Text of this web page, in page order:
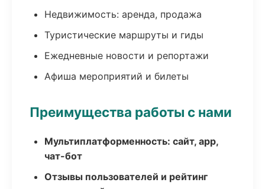
Недвижимость: аренда, продажа
Туристические маршруты и гиды
Ежедневные новости и репортажи
Афиша мероприятий и билеты
Преимущества работы с нами
Мультиплатформенность: сайт, app,
чат-бот
Отзывы пользователей и рейтинг